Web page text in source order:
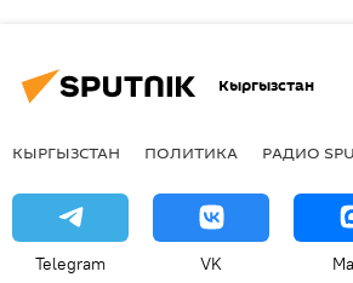
Кыргызстан
КЫРГЫЗСТАН ПОЛИТИКА РАДИО
Telegram VK